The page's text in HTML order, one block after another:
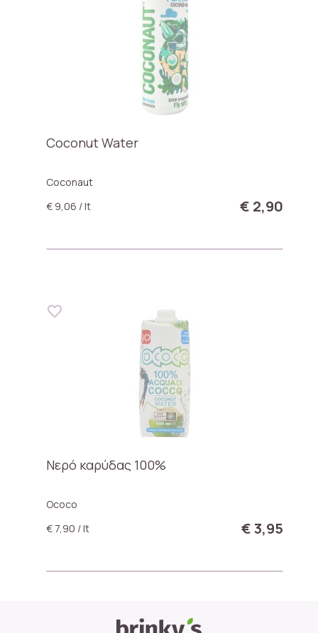
Coconut Water
Coconaut
€ 9,06 / lt
€ 2,90
Νερό καρύδας 100%
Ococo
€ 7,90 / lt
€ 3,95